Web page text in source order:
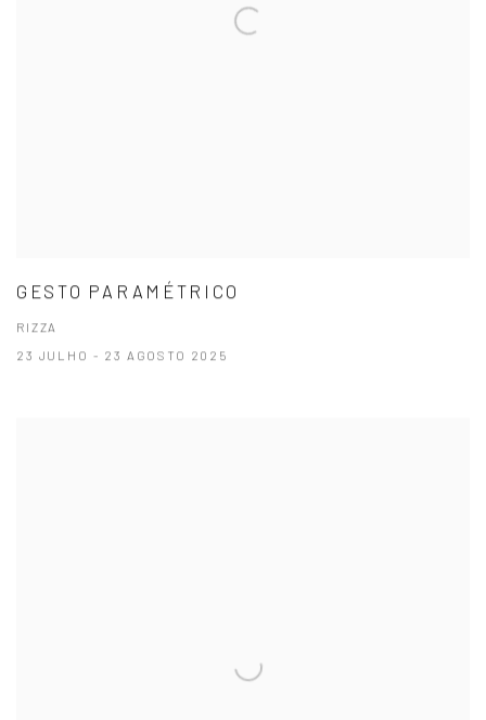
GESTO PARAMÉTRICO
RIZZA
23 JULHO - 23 AGOSTO 2025